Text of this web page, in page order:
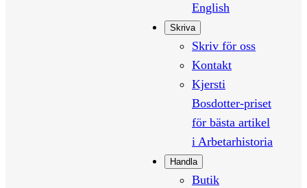
English
Skriva
Skriv för oss
Kontakt
Kjersti
Bosdotter-priset
för bästa artikel
i Arbetarhistoria
Handla
Butik